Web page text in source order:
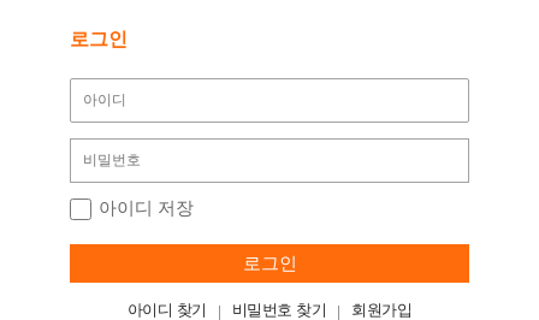
로그인
아이디 저장
로그인
아이디 찾기 비밀번호 찾기 회원가입